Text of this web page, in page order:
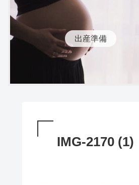
出産準備
IMG-2170 (1)